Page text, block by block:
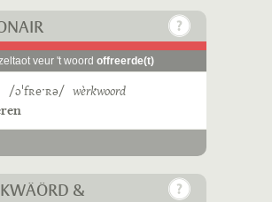
veur 't woord offreerde(t)
/ɔˈfʀeˑʀə/ wèrkwoord
&